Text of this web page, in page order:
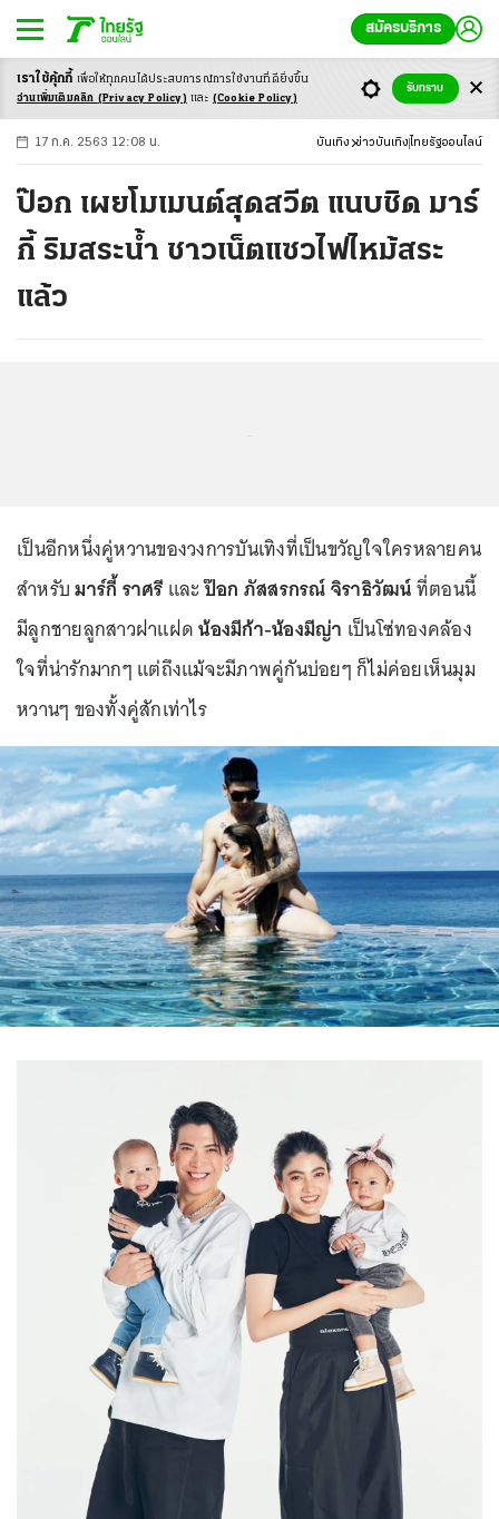
สมัครบริการ
-ก ก ก+
17 ก.ค. 2563 12:08 น. บันเทิง ข่าวบันเทิง ไทยรัฐออนไลน์
ป๊อก เผยโมเมนต์สุดสวีต แนบชิด มาร์
กี้ ริมสระน้ำ ชาวเน็ตแซวไฟไหม้สระ
แล้ว
เป็นอีกหนึ่งคู่หวานของวงการบันเทิงที่เป็นขวัญใจใครหลายคน
สำหรับมาร์กี้ ราศรี และป๊อก ภัสสรกรณ์ จิราธิวัฒน์ที่ตอนนี้
มีลูกชายลูกสาวฝาแฝดน้องมีก้า-น้องมีญ่า เป็นโซ่ทองคล้อง
ใจที่น่ารักมากๆ แต่ถึงแม้จะมีภาพคู่กันบ่อยๆ ก็ไม่ค่อยเห็นมุม
หวานๆ ของทั้งคู่สักเท่าไร
เราใช้คุ้กกี้ เพื่อให้ทุกคนได้ประสบการณ์การใช้งานที่ดียิ่งขึ้น
อ่านเพิ่มเติมคลิก (Privacy Policy) และ (Cookie Policy)
รับทราบ